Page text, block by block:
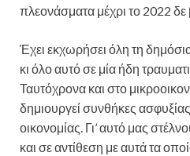
πλεονάσματα μέχρι το 2022 δε
Έχει εκχωρήσει όλη τη
κι όλο αυτό σε μία ήδη
Ταυτόχρονα και στο
δημιουργεί συνθήκες
οικονομίας. Γι’ αυτό μας
και σε αντίθεση με αυτά τα